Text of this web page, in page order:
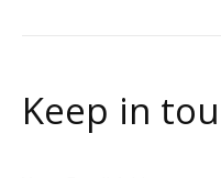
Keep in